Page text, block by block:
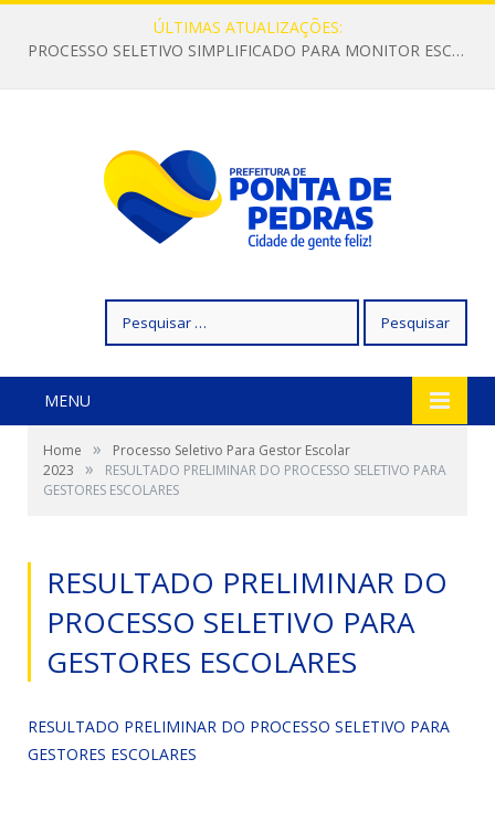
ÚLTIMAS ATUALIZAÇÕES:
PROCESSO SELETIVO SIMPLIFICADO PARA MONITOR ESCOLAR
por:
MENU
Home »
Processo Seletivo Para Gestor Escolar
2023
»
RESULTADO PRELIMINAR DO PROCESSO SELETIVO PARA
GESTORES ESCOLARES
RESULTADO PRELIMINAR DO
PROCESSO SELETIVO PARA
GESTORES ESCOLARES
RESULTADO PRELIMINAR DO PROCESSO SELETIVO PARA
GESTORES ESCOLARES